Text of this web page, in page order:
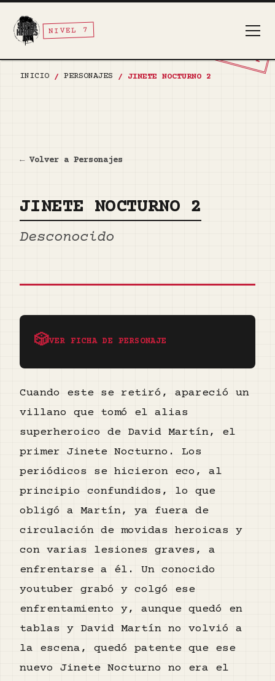
TOP SECRET
NIVEL 7
INICIO / PERSONAJES / JINETE NOCTURNO 2
← Volver a Personajes
JINETE NOCTURNO 2
Desconocido
🎲VER FICHA DE PERSONAJE
Cuando este se retiró, apareció un
villano que tomó el alias
superheroico de David Martín, el
primer Jinete Nocturno. Los
periódicos se hicieron eco, al
principio confundidos, lo que
obligó a Martín, ya fuera de
circulación de movidas heroicas y
con varias lesiones graves, a
enfrentarse a él. Un conocido
youtuber grabó y colgó ese
enfrentamiento y, aunque quedó en
tablas y David Martín no volvió a
la escena, quedó patente que ese
nuevo Jinete Nocturno no era el